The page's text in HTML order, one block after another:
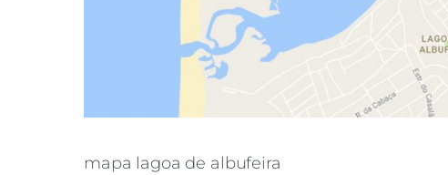
mapa lagoa de albufeira